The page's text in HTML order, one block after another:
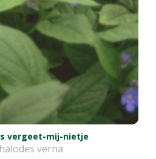
vergeet-mij-nietje
verna